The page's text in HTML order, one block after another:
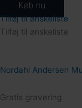
Køb nu
Tilføj til ønskeliste
Tilføj til ønskeliste
Nordahl Andersen
Gratis gravering